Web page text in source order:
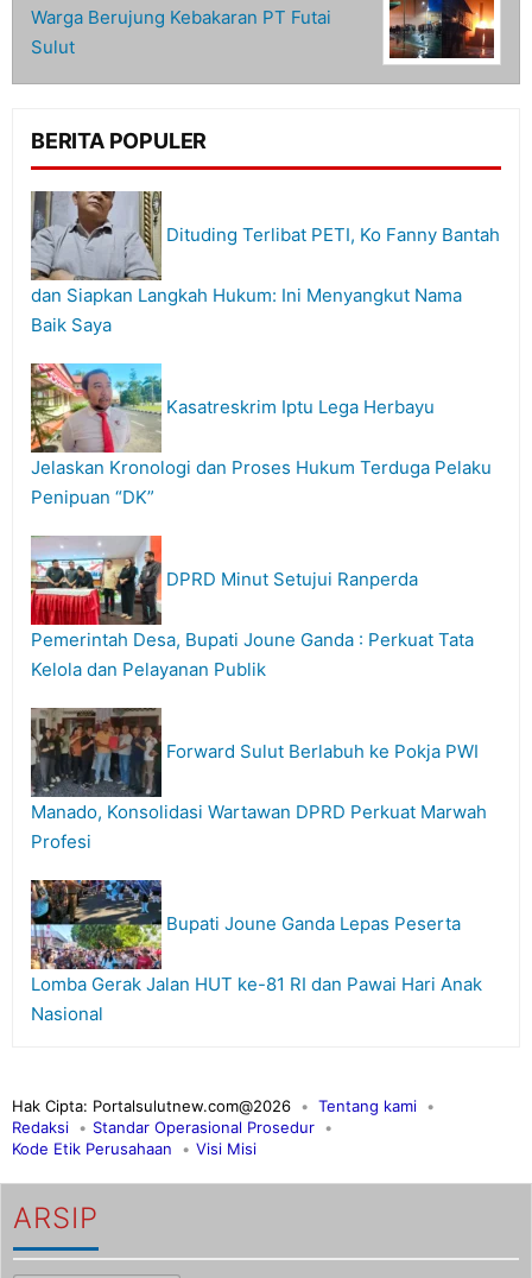
Warga Berujung Kebakaran PT Futai
Sulut
BERITA POPULER
Dituding Terlibat PETI, Ko Fanny Bantah
dan Siapkan Langkah Hukum: Ini Menyangkut Nama
Baik Saya
Kasatreskrim Iptu Lega Herbayu
Jelaskan Kronologi dan Proses Hukum Terduga Pelaku
Penipuan “DK”
DPRD Minut Setujui Ranperda
Pemerintah Desa, Bupati Joune Ganda : Perkuat Tata
Kelola dan Pelayanan Publik
Forward Sulut Berlabuh ke Pokja PWI
Manado, Konsolidasi Wartawan DPRD Perkuat Marwah
Profesi
Bupati Joune Ganda Lepas Peserta
Lomba Gerak Jalan HUT ke-81 RI dan Pawai Hari Anak
Nasional
Hak Cipta: Portalsulutnew.com@2026
Tentang kami
Redaksi
Standar Operasional Prosedur
Kode Etik Perusahaan
Visi Misi
ARSIP